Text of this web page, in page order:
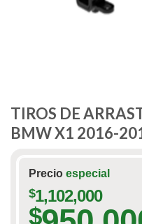
TIROS DE
BMW X1 2016-
Precio especial
$1,102,000
$